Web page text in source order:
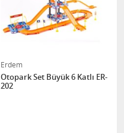
Erdem
Otopark Set Büyük 6 Katlı ER-
202